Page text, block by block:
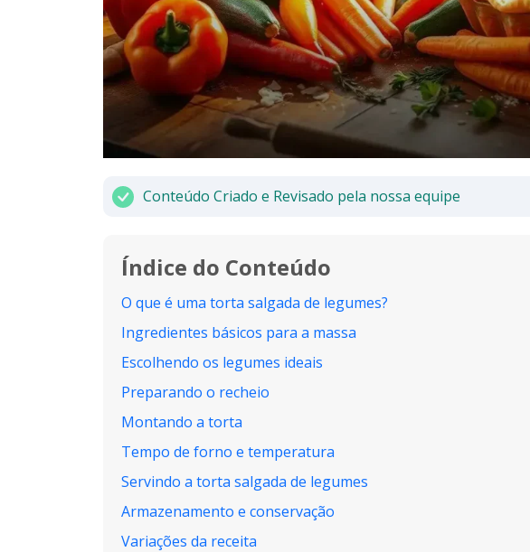
Conteúdo Criado e Revisado pela nossa equipe
Índice do Conteúdo
O que é uma torta salgada de legumes?
Ingredientes básicos para a massa
Escolhendo os legumes ideais
Preparando o recheio
Montando a torta
Tempo de forno e temperatura
Servindo a torta salgada de legumes
Armazenamento e conservação
Variações da receita